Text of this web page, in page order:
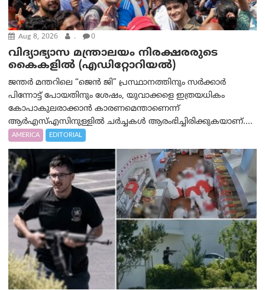
Aug 8, 2026 . 0
വിദ്യാഭ്യാസ മന്ത്രാലയം നിരക്ഷരരുടെ
കൈകളിൽ (എഡിറ്റോറിയല്‍)
ജന്തർ മന്തറിലെ “ജെൻ ജി” പ്രസ്ഥാനത്തിനും സർക്കാർ
പിന്നോട്ട് പോയതിനും ശേഷം, യുവാക്കളെ ഇത്രയധികം
കോപാകുലരാക്കാൻ കാരണമെന്താണെന്ന്
ആർ‌എസ്‌എസിനുള്ളിൽ ചർച്ചകൾ ആരംഭിച്ചിരിക്കുകയാണ്....
AMERICA EDITORIAL